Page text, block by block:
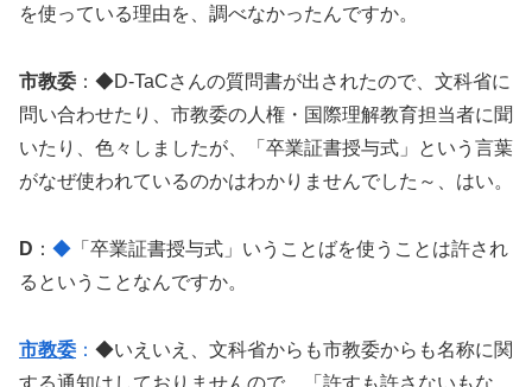
を使っている理由を、調べなかったんですか。
市教委 ：◆D-TaCさんの質問書が出されたので、文科省に
問い合わせたり、市教委の人権・国際理解教育担当者に聞
いたり、色々しましたが、「卒業証書授与式」という言葉
がなぜ使われているのかはわかりませんでした～、はい。
D ： ◆ 「卒業証書授与式」いうことばを使うことは許され
るということなんですか。
市教委 ： ◆いえいえ、文科省からも市教委からも名称に関
する通知はしておりませんので、「許すも許さないもな